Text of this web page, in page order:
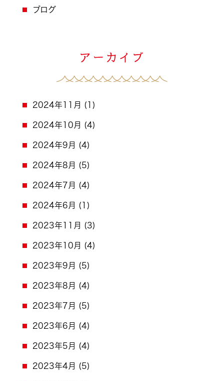
ブログ
2024年11月 (1)
2024年10月 (4)
2024年9月 (4)
2024年8月 (5)
2024年7月 (4)
2024年6月 (1)
2023年11月 (3)
2023年10月 (4)
2023年9月 (5)
2023年8月 (4)
2023年7月 (5)
2023年6月 (4)
2023年5月 (4)
2023年4月 (5)